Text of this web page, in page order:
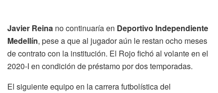
Javier Reina no continuaría en Deportivo Independiente
Medellín, pese a que al jugador aún le restan ocho meses
de contrato con la institución. El Rojo fichó al volante en el
2020-I en condición de préstamo por dos temporadas.
El siguiente equipo en la carrera futbolística del